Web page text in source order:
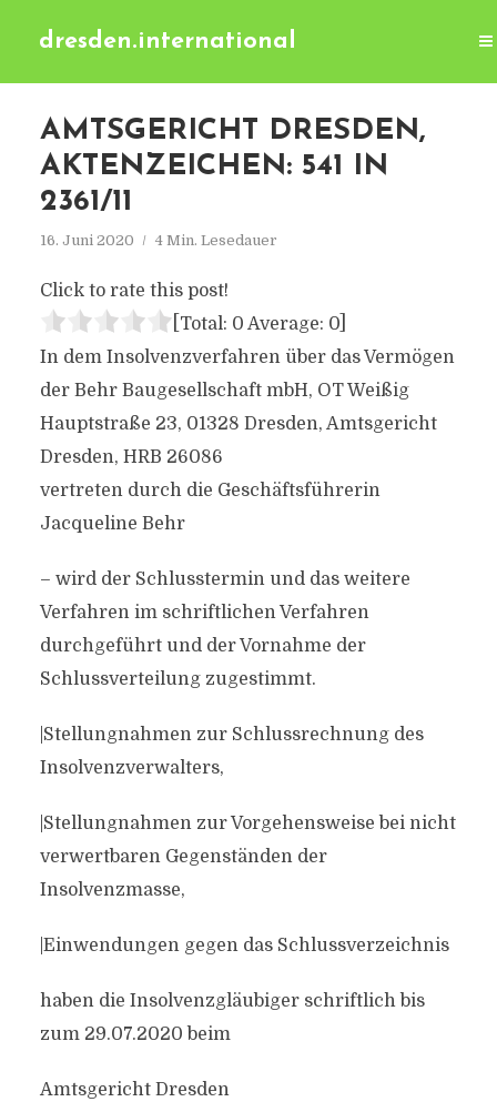
dresden.international
AMTSGERICHT DRESDEN,
AKTENZEICHEN: 541 IN
2361/11
16. Juni 2020 4 Min. Lesedauer
Click to rate this post!
[Total: 0 Average: 0]
In dem Insolvenzverfahren über das Vermögen
der Behr Baugesellschaft mbH, OT Weißig
Hauptstraße 23, 01328 Dresden, Amtsgericht
Dresden, HRB 26086
vertreten durch die Geschäftsführerin
Jacqueline Behr
– wird der Schlusstermin und das weitere
Verfahren im schriftlichen Verfahren
durchgeführt und der Vornahme der
Schlussverteilung zugestimmt.
|Stellungnahmen zur Schlussrechnung des
Insolvenzverwalters,
|Stellungnahmen zur Vorgehensweise bei nicht
verwertbaren Gegenständen der
Insolvenzmasse,
|Einwendungen gegen das Schlussverzeichnis
haben die Insolvenzgläubiger schriftlich bis
zum 29.07.2020 beim
Amtsgericht Dresden